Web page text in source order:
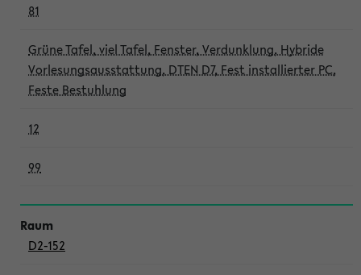
81
Grüne Tafel, viel Tafel, Fenster, Verdunklung, Hybride
Vorlesungsausstattung, DTEN D7, Fest installierter PC,
Feste Bestuhlung
12
99
D2-152